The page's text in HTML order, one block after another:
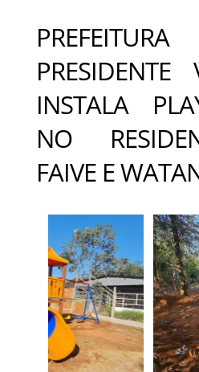
PRESIDENTE
INSTALA
NO
FAIVE E